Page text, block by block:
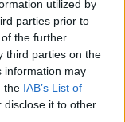
utilized by
parties prior to
the further
third parties on the
information may
the IAB’s List of
disclose it to other
News